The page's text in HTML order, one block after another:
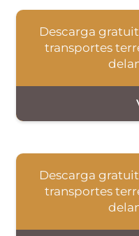
Descarga
transportes
Descarga
transportes